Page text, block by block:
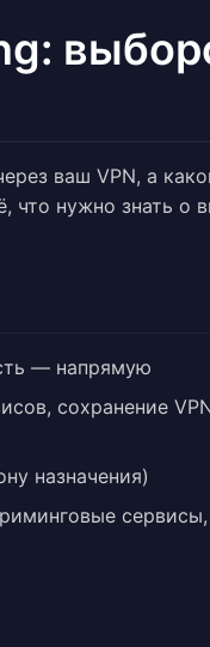
ваш VPN, а
что нужно знать о
— напрямую
сохранение
назначения)